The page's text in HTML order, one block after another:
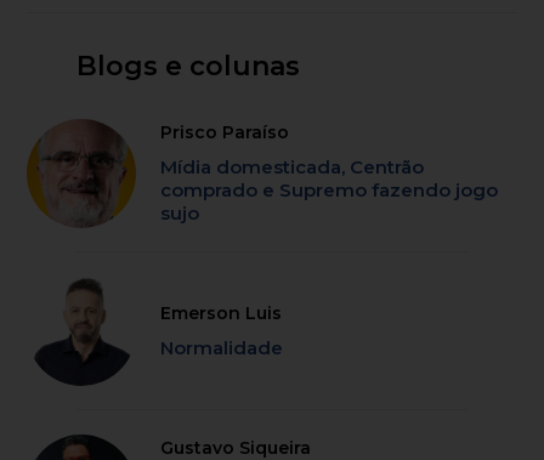
Blogs e colunas
Prisco Paraíso
Mídia domesticada, Centrão
comprado e Supremo fazendo jogo
sujo
Emerson Luis
Normalidade
Gustavo Siqueira